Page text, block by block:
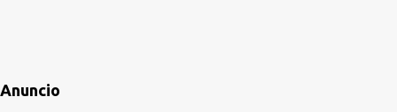
Anuncio